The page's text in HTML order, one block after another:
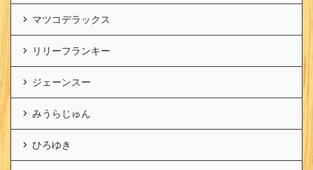
マツコデラックス
リリーフランキー
ジェーンスー
みうらじゅん
ひろゆき